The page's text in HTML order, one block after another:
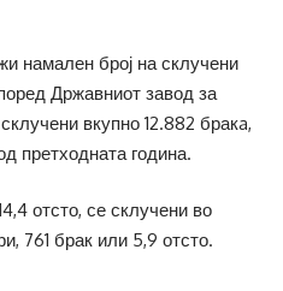
намален број на склучени
Државниот завод за
вкупно 12.882 бракa,
претходната година.
отсто, се склучени во
761 брак или 5,9 отсто.